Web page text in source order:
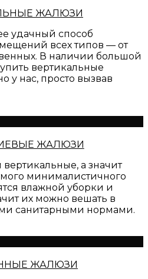
ЖАЛЮЗИ
удачный способ
всех типов — от
В наличии большой
вертикальные
у нас, просто вызвав
ЖАЛЮЗИ
а значит
минималистичного
влажной уборки и
их можно вешать в
санитарными нормами.
ЖАЛЮЗИ